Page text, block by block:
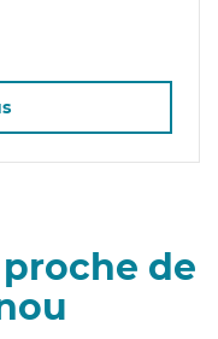
de